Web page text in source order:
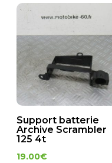
Support batterie
Archive Scrambler
125 4t
19.00€